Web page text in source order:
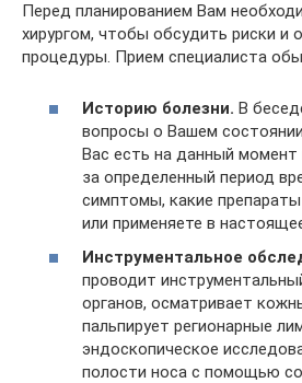
Перед планированием Вам
хирургом, чтобы обсудить риски и
процедуры. Прием специалиста
Историю болезни. В
вопросы о Вашем
Вас есть на данный момент
за определенный период
симптомы, какие
или применяете в
Инструментальное
проводит
органов, осматривает
пальпирует регионарные
эндоскопическое
полости носа с помощью